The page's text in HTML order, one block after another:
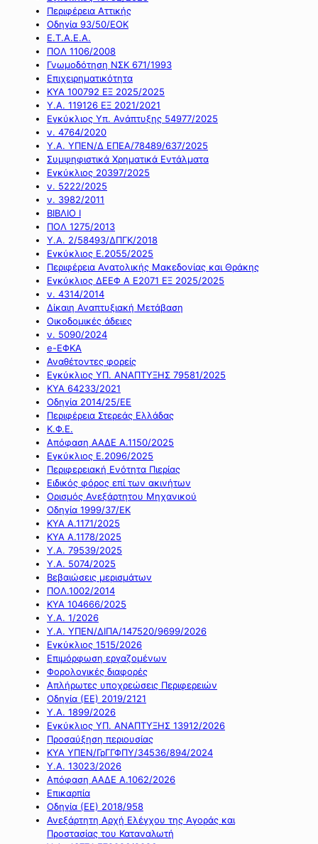
Περιφέρεια Αττικής
Οδηγία 93/50/ΕΟΚ
Ε.Τ.Α.Ε.Α.
ΠΟΛ 1106/2008
Γνωμοδότηση ΝΣΚ 671/1993
Επιχειρηματικότητα
ΚΥΑ 100792 ΕΞ 2025/2025
Υ.Α. 119126 ΕΞ 2021/2021
Εγκύκλιος Υπ. Ανάπτυξης 54977/2025
ν. 4764/2020
Υ.Α. ΥΠΕΝ/Δ ΕΠΕΑ/78489/637/2025
Συμψηφιστικά Χρηματικά Εντάλματα
Εγκύκλιος 20397/2025
ν. 5222/2025
ν. 3982/2011
ΒΙΒΛΙΟ Ι
ΠΟΛ 1275/2013
Υ.Α. 2/58493/ΔΠΓΚ/2018
Εγκύκλιος Ε.2055/2025
Περιφέρεια Ανατολικής Μακεδονίας και Θράκης
Εγκύκλιος ΔΕΕΦ Α Ε2071 ΕΞ 2025/2025
ν. 4314/2014
Δίκαιη Αναπτυξιακή Μετάβαση
Οικοδομικές άδειες
ν. 5090/2024
e-ΕΦΚΑ
Αναθέτοντες φορείς
Εγκύκλιος ΥΠ. ΑΝΑΠΤΥΞΗΣ 79581/2025
ΚΥΑ 64233/2021
Οδηγία 2014/25/ΕΕ
Περιφέρεια Στερεάς Ελλάδας
Κ.Φ.Ε.
Απόφαση ΑΑΔΕ Α.1150/2025
Εγκύκλιος Ε.2096/2025
Περιφερειακή Ενότητα Πιερίας
Ειδικός φόρος επί των ακινήτων
Ορισμός Ανεξάρτητου Μηχανικού
Οδηγία 1999/37/ΕΚ
ΚΥΑ Α.1171/2025
ΚΥΑ Α.1178/2025
Υ.Α. 79539/2025
Υ.Α. 5074/2025
Βεβαιώσεις μερισμάτων
ΠΟΛ.1002/2014
ΚΥΑ 104666/2025
Υ.Α. 1/2026
Υ.Α. ΥΠΕΝ/ΔΙΠΑ/147520/9699/2026
Εγκύκλιος 1515/2026
Επιμόρφωση εργαζομένων
Φορολογικές διαφορές
Απλήρωτες υποχρεώσεις Περιφερειών
Οδηγία (ΕΕ) 2019/2121
Υ.Α. 1899/2026
Εγκύκλιος ΥΠ. ΑΝΑΠΤΥΞΗΣ 13912/2026
Προσαύξηση περιουσίας
ΚΥΑ ΥΠΕΝ/ΓρΓΓΦΠΥ/34536/894/2024
Υ.Α. 13023/2026
Απόφαση ΑΑΔΕ Α.1062/2026
Επικαρπία
Οδηγία (ΕΕ) 2018/958
Ανεξάρτητη Αρχή Ελέγχου της Αγοράς και
Προστασίας του Καταναλωτή